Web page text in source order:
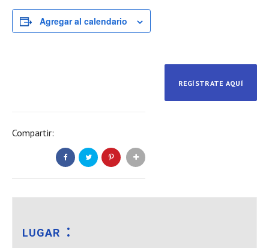
Agregar al calendario
REGÍSTRATE AQUÍ
LUGAR
Compartir: